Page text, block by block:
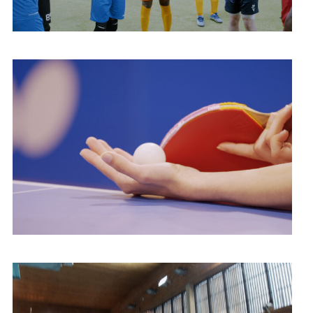
Tennis de table